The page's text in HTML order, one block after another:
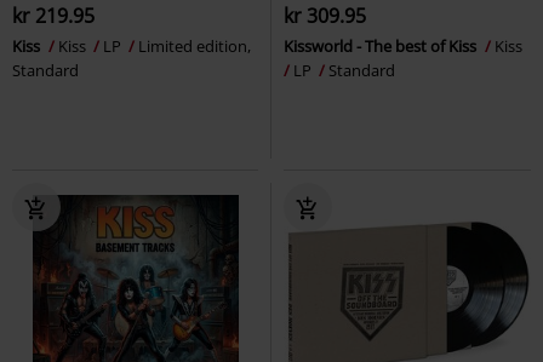
kr 219.95
Kiss Kiss LP
Limited edition,
Standard
kr 309.95
Kissworld - The best of Kiss
Kiss
LP
Standard